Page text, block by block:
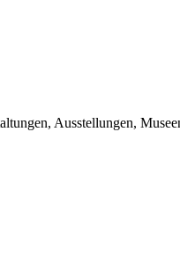
Ausstellungen,